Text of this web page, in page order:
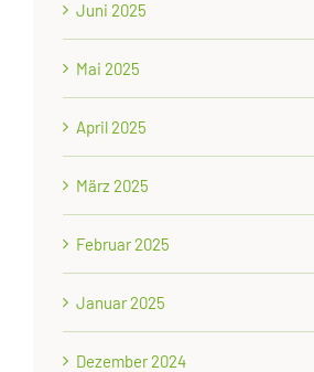
Juni 2025
Mai 2025
April 2025
März 2025
Februar 2025
Januar 2025
Dezember 2024